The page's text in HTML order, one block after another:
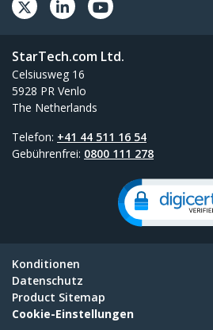
StarTech.com Ltd.
Celsiusweg 16
5928 PR Venlo
The Netherlands
Telefon: +41 44 511 16 54
Gebührenfrei: 0800 111 278
Konditionen
Datenschutz
Product Sitemap
Cookie-Einstellungen